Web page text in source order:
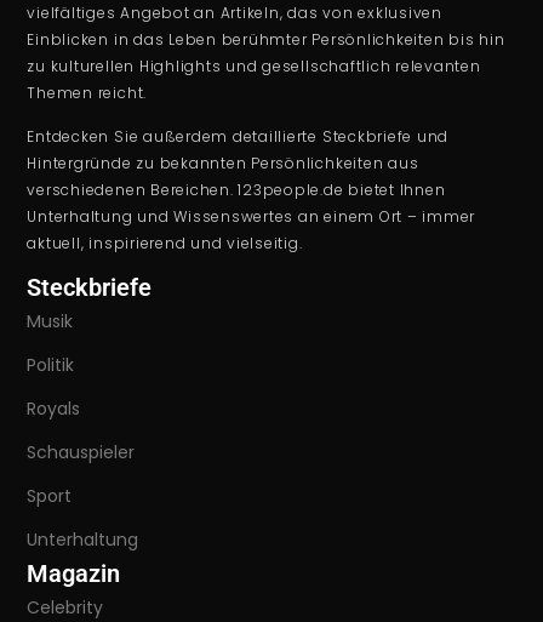
vielfältiges Angebot an Artikeln, das von exklusiven
Einblicken in das Leben berühmter Persönlichkeiten bis hin
zu kulturellen Highlights und gesellschaftlich relevanten
Themen reicht.
Entdecken Sie außerdem detaillierte Steckbriefe und
Hintergründe zu bekannten Persönlichkeiten aus
verschiedenen Bereichen. 123people.de bietet Ihnen
Unterhaltung und Wissenswertes an einem Ort – immer
aktuell, inspirierend und vielseitig.
Steckbriefe
Musik
Politik
Royals
Schauspieler
Sport
Unterhaltung
Magazin
Celebrity